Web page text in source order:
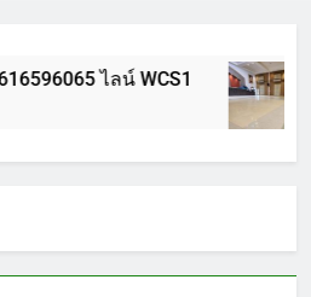
ไลน์ WCS1